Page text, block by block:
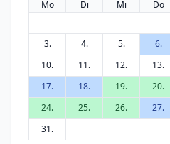
Mo Di Mi Do
3.
4. 5. 6.
10.
11. 12. 13.
17.
18. 19. 20.
24.
25. 26. 27.
31.